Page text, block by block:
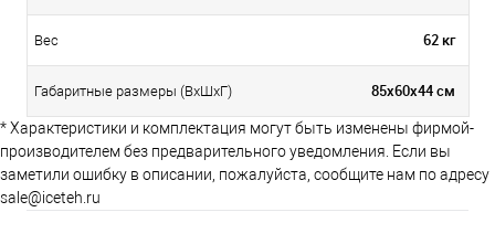
Вес 62 кг
Габаритные размеры (ВхШхГ) 85х60х44 cм
* Характеристики и комплектация могут быть изменены фирмой-
производителем без предварительного уведомления. Если вы
заметили ошибку в описании, пожалуйста, сообщите нам по адресу
sale@iceteh.ru